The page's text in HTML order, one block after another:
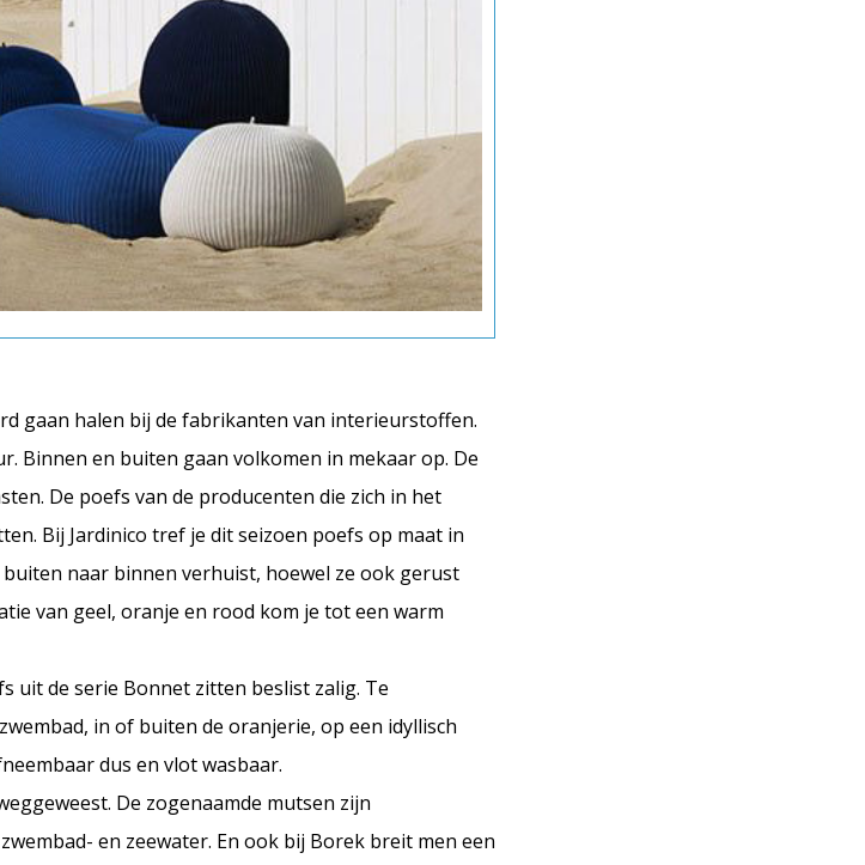
gaan halen bij de fabrikanten van interieurstoffen.
Binnen en buiten gaan volkomen in mekaar op. De
De poefs van de producenten die zich in het
Bij Jardinico tref je dit seizoen poefs op maat in
naar binnen verhuist, hoewel ze ook gerust
van geel, oranje en rood kom je tot een warm
uit de serie Bonnet zitten beslist zalig. Te
in of buiten de oranjerie, op een idyllisch
dus en vlot wasbaar.
De zogenaamde mutsen zijn
en zeewater. En ook bij Borek breit men een